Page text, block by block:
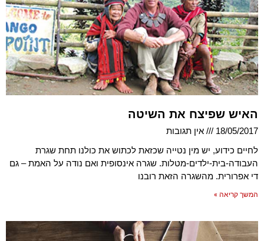
האיש שפיצח את השיטה
18/05/2017
אין תגובות
לחיים כידוע, יש מין נטייה שכזאת לכתוש את כולנו תחת שגרת
העבודה-בית-ילדים-מטלות. שגרה אינסופית ואם נודה על האמת – גם
די אפרורית. מהשגרה הזאת רובנו
המשך קריאה »